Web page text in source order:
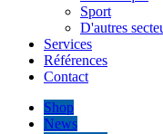
Sport
D'autres
Services
Références
Contact
Shop
News